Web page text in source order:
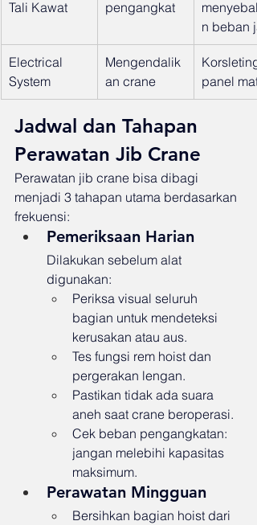
Tali Kawat pengangkat
n beban
Electrical
System
Mengendalik
an crane
panel mati
Jadwal dan Tahapan
Perawatan Jib Crane
Perawatan jib crane bisa dibagi
menjadi 3 tahapan utama berdasarkan
frekuensi:
Pemeriksaan Harian
Dilakukan sebelum alat
digunakan:
Periksa visual seluruh
bagian untuk mendeteksi
kerusakan atau aus.
Tes fungsi rem hoist dan
pergerakan lengan.
Pastikan tidak ada suara
aneh saat crane beroperasi.
Cek beban pengangkatan:
jangan melebihi kapasitas
maksimum.
Perawatan Mingguan
Bersihkan bagian hoist dari